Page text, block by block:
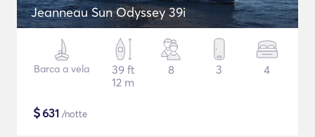
Jeanneau Sun Odyssey 39i
Barca a vela
39 ft
12 m
8 3 4
$631 /notte